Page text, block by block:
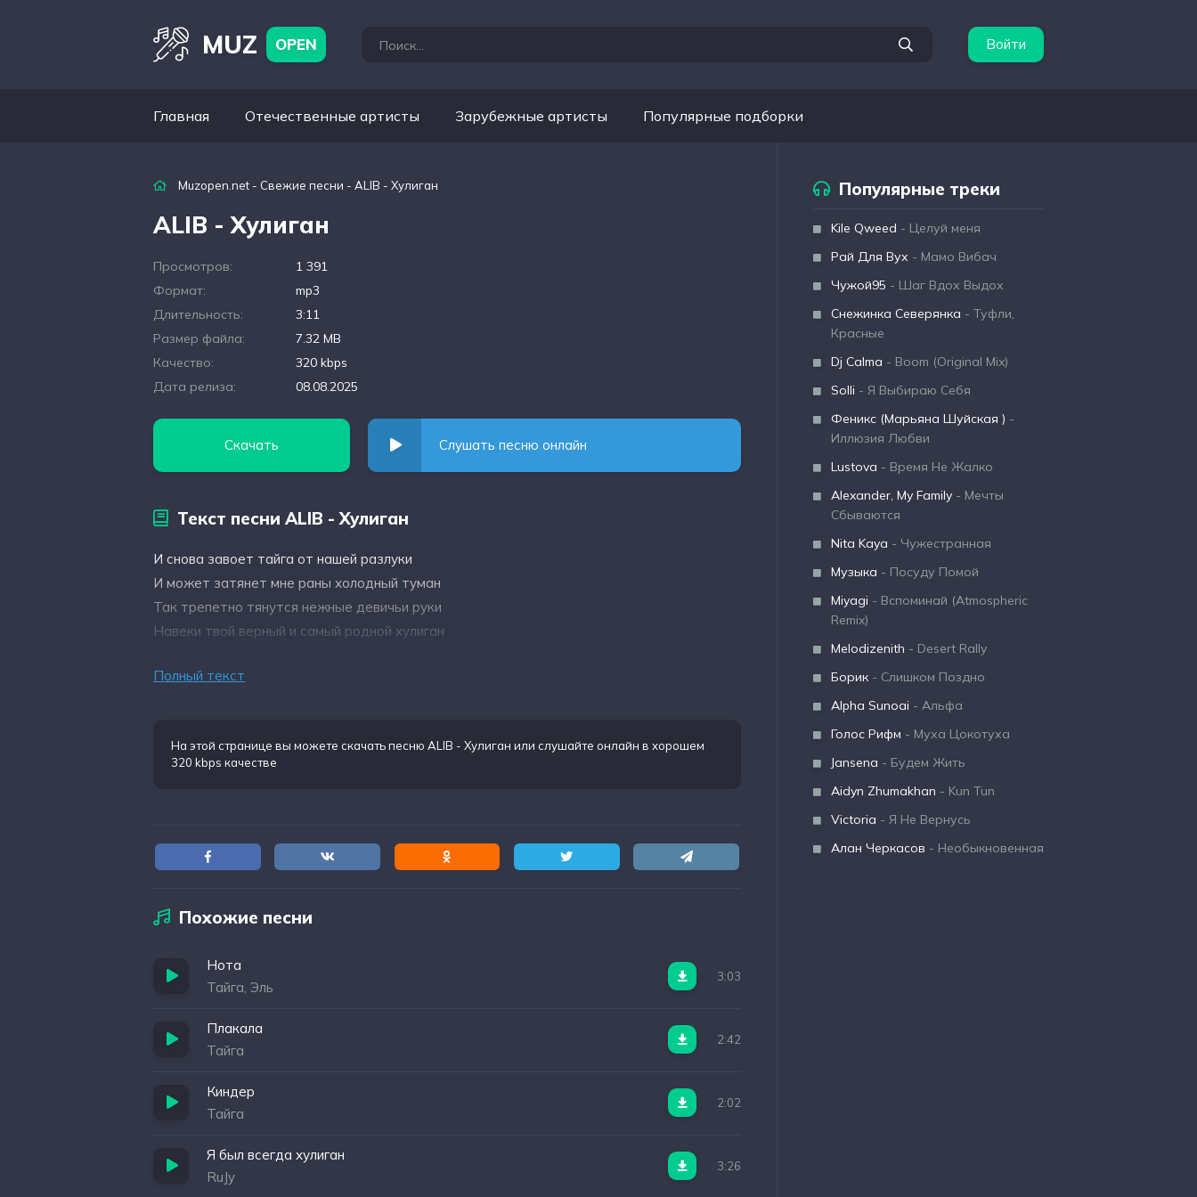
MUZ OPEN Войти
Главная Отечественные артисты Зарубежные артисты Популярные подборки
Muzopen.net - Свежие песни - ALIB - Хулиган
ALIB - Хулиган
Просмотров:
1 391
Формат:
mp3
Длительность:
3:11
Размер файла:
7.32 MB
Качество:
320 kbps
Дата релиза:
08.08.2025
Скачать Слушать песню онлайн
Текст песни ALIB - Хулиган
И снова завоет тайга от нашей разлуки
И может затянет мне раны холодный туман
Так трепетно тянутся нежные девичьи руки
Навеки твой верный и самый родной хулиган
Полный текст
На этой странице вы можете скачать песню ALIB - Хулиган или слушайте онлайн в хорошем
320 kbps качестве
Похожие песни
Нота
Тайга, Эль
3:03
Плакала
Тайга
2:42
Киндер
Тайга
2:02
Я был всегда хулиган
RuJy
3:26
Популярные треки
Kile Qweed - Целуй меня
Рай Для Вух - Мамо Вибач
Чужой95 - Шаг Вдох Выдох
Снежинка Северянка - Туфли,
Красные
Dj Calma - Boom (Original Mix)
Solli - Я Выбираю Себя
Феникс (Марьяна Шуйская ) -
Иллюзия Любви
Lustova - Время Не Жалко
Alexander, My Family - Мечты
Сбываются
Nita Kaya - Чужестранная
Музыка - Посуду Помой
Miyagi - Вспоминай (Atmospheric
Remix)
Melodizenith - Desert Rally
Борик - Слишком Поздно
Alpha Sunoai - Альфа
Голос Рифм - Муха Цокотуха
Jansena - Будем Жить
Aidyn Zhumakhan - Kun Tun
Victoria - Я Не Вернусь
Алан Черкасов - Необыкновенная